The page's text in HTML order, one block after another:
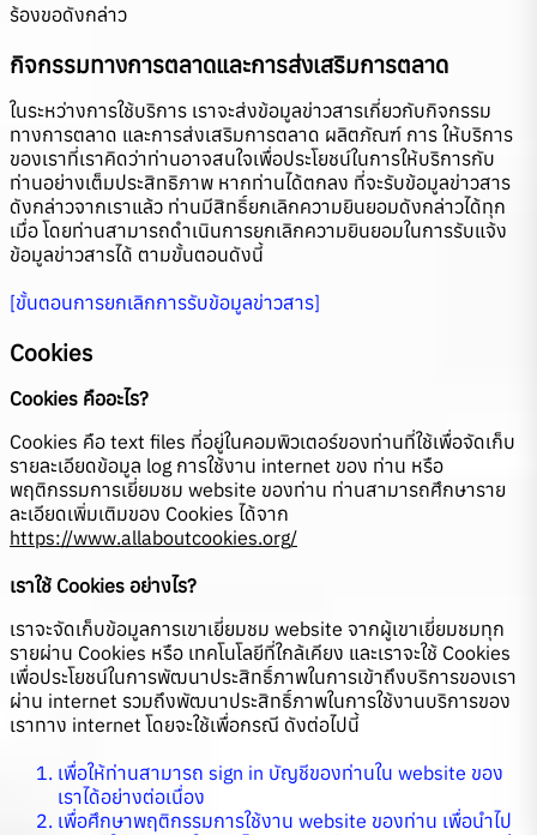
ร้องขอดังกล่าว
กิจกรรมทางการตลาดและการส่งเสริมการตลาด
ในระหว่างการใช้บริการ เราจะส่งข้อมูลข่าวสารเกี่ยวกับกิจกรรม
ทางการตลาด และการส่งเสริมการตลาด ผลิตภัณฑ์ การ ให้บริการ
ของเราที่เราคิดว่าท่านอาจสนใจเพื่อประโยชน์ในการให้บริการกับ
ท่านอย่างเต็มประสิทธิภาพ หากท่านได้ตกลง ที่จะรับข้อมูลข่าวสาร
ดังกล่าวจากเราแล้ว ท่านมีสิทธิ์ยกเลิกความยินยอมดังกล่าวได้ทุก
เมื่อ โดยท่านสามารถดำเนินการยกเลิกความยินยอมในการรับแจ้ง
ข้อมูลข่าวสารได้ ตามขั้นตอนดังนี้
[ขั้นตอนการยกเลิกการรับข้อมูลข่าวสาร]
Cookies
Cookies คืออะไร?
Cookies คือ text files ที่อยู่ในคอมพิวเตอร์ของท่านที่ใช้เพื่อจัดเก็บ
รายละเอียดข้อมูล log การใช้งาน internet ของ ท่าน หรือ
พฤติกรรมการเยี่ยมชม website ของท่าน ท่านสามารถศึกษาราย
ละเอียดเพิ่มเติมของ Cookies ได้จาก
https://www.allaboutcookies.org/
เราใช้ Cookies อย่างไร?
เราจะจัดเก็บข้อมูลการเขาเยี่ยมชม website จากผู้เขาเยี่ยมชมทุก
รายผ่าน Cookies หรือ เทคโนโลยีที่ใกล้เคียง และเราจะใช้ Cookies
เพื่อประโยชน์ในการพัฒนาประสิทธิ์ภาพในการเข้าถึงบริการของเรา
ผ่าน internet รวมถึงพัฒนาประสิทธิ์ภาพในการใช้งานบริการของ
เราทาง internet โดยจะใช้เพื่อกรณี ดังต่อไปนี้
เพื่อให้ท่านสามารถ sign in บัญชีของท่านใน website ของ
เราได้อย่างต่อเนื่อง
เพื่อศึกษาพฤติกรรมการใช้งาน website ของท่าน เพื่อนำไป